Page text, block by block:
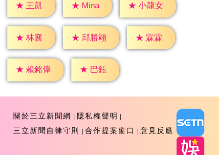
★ 王凱 ★ Mina ★ 小龍女
★ 林襄 ★ 邱勝翊 ★ 霖霖
★ 賴銘偉 ★ 巴鈺
關於三立新聞網
隱私權聲明
三立新聞自律守則
合作提案窗口 意見反應